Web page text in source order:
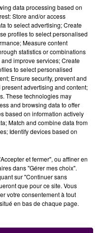
du quai Sainte-Catherine le
0h39
0h39
data processing based on
Store and/or access
to select advertising; Create
profiles to select personalised
Measure content
statistics or combinations
improve services; Create
to select personalised
Ensure security, prevent and
advertising and content;
These technologies may
and browsing data to offer
based on information actively
Match and combine data from
Identify devices based on
et fermer", ou affiner en
dans "Gérer mes choix".
sur "Continuer sans
que pour ce site. Vous
votre consentement à tout
en bas de chaque page.